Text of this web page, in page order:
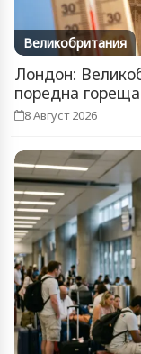
Великобритания
Лондон:
поредна
8 Август 2026